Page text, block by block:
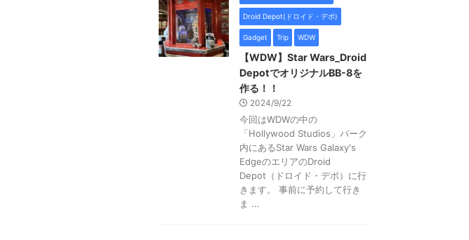
Droid Depot(ドロイド・デポ)
Gadget Trip WDW
【WDW】Star Wars_Droid
DepotでオリジナルBB-8を
作る！！
2024/9/22
今回はWDWの中の
「Hollywood Studios」パーク
内にあるStar Wars Galaxy's
EdgeのエリアのDroid
Depot（ドロイド・デポ）に行
きます。 事前に予約して行き
ま ...